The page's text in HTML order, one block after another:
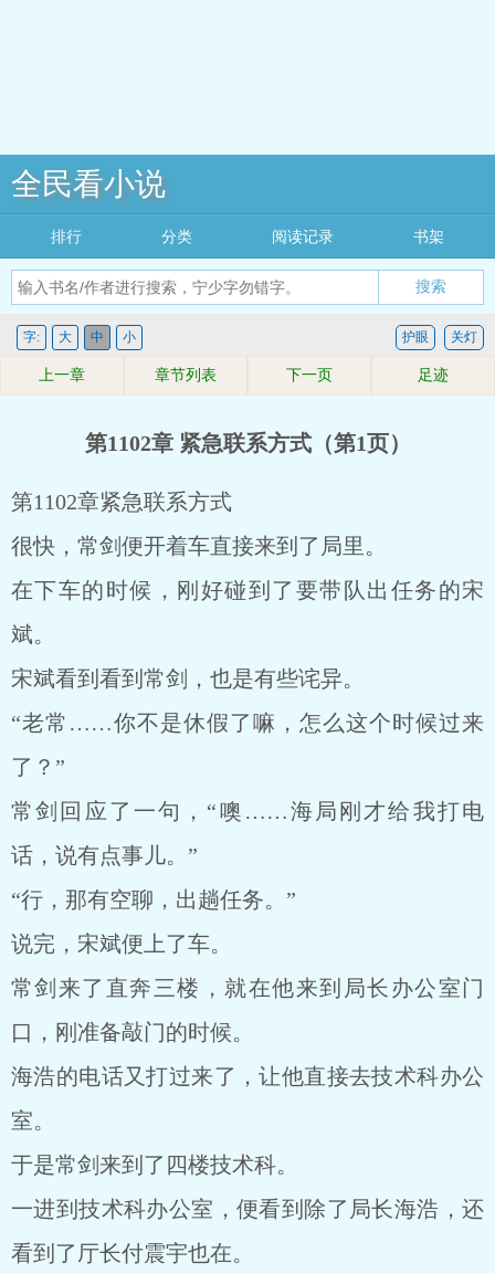
全民看小说
搜索
排行 分类 阅读记录 书架
字: 大 中 小 关灯
护眼
上一章 章节列表 下一页 足迹
第1102章 紧急联系方式（第1页）
第1102章紧急联系方式
很快，常剑便开着车直接来到了局里。
在下车的时候，刚好碰到了要带队出任务的宋
斌。
宋斌看到看到常剑，也是有些诧异。
“老常……你不是休假了嘛，怎么这个时候过来
了？”
常剑回应了一句，“噢……海局刚才给我打电
话，说有点事儿。”
“行，那有空聊，出趟任务。”
说完，宋斌便上了车。
常剑来了直奔三楼，就在他来到局长办公室门
口，刚准备敲门的时候。
海浩的电话又打过来了，让他直接去技术科办公
室。
于是常剑来到了四楼技术科。
一进到技术科办公室，便看到除了局长海浩，还
看到了厅长付震宇也在。